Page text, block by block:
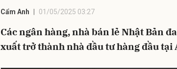
Cẩm Anh 01/05/2025 03:27
Các ngân hàng, nhà bán lẻ Nhật Bản
xuất trở thành nhà đầu tư hàng đầu tại